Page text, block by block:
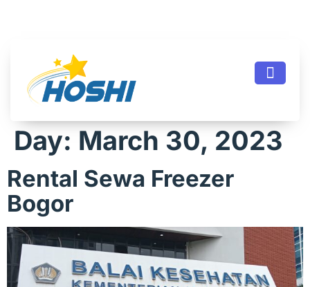
Day: March 30, 2023
Rental Sewa Freezer
Bogor